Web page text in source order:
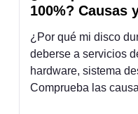
100%? Causas
¿Por qué mi disco
deberse a servicios
hardware, sistema
Comprueba las